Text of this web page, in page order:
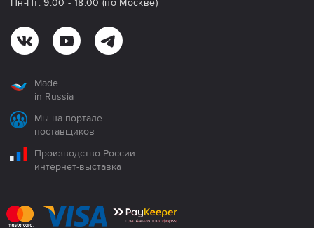
Made
in Russia
Мы на портале
поставщиков
Производство России
интернет-выставка